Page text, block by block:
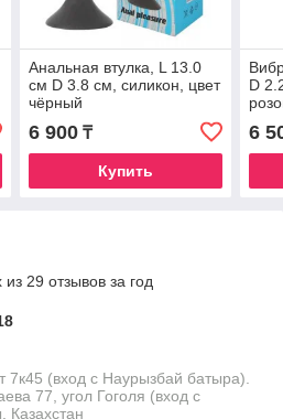
Анальная втулка, L 13.0
см D 3.8 см, силикон, цвет
чёрный
6 900₸
Купить
D
6
29 отзывов за год
(вход с Наурызбай батыра).
77, угол Гоголя (вход с
Казахстан